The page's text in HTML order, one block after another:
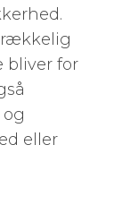
bliver for
eller